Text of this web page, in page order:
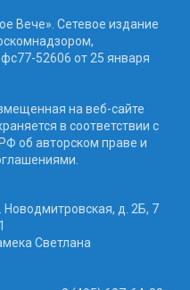
Вече». Сетевое издание
52606 от 25 января
на веб-сайте
в соответствии с
об авторском праве и
Новодмитровская, д. 2Б, 7
Светлана